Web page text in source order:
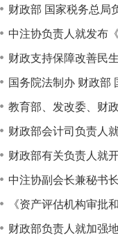
财政部 国家税务总局
中注协负责人就发布
财政支持保障改善民
国务院法制办 财政部
教育部、发改委、财
财政部会计司负责人
财政部有关负责人就
中注协副会长兼秘书
《资产评估机构审批
财政部负责人就加强